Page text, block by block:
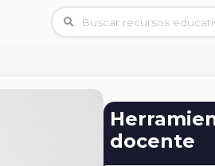
docente